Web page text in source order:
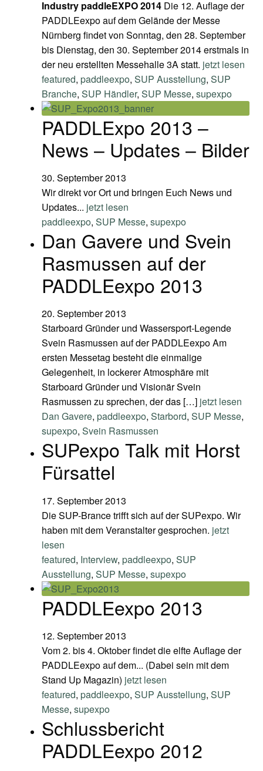
Industry paddleEXPO 2014Die 12. Auflage der
PADDLEexpo auf dem Gelände der Messe
Nürnberg findet von Sonntag, den 28. September
bis Dienstag, den 30. September 2014 erstmals in
der neu erstellten Messehalle 3A statt. jetzt lesen
featured, paddleexpo, SUP Ausstellung, SUP
Branche, SUP Händler, SUP Messe, supexpo
PADDLExpo 2013 –
News – Updates – Bilder
30. September 2013
Wir direkt vor Ort und bringen Euch News und
Updates... jetzt lesen
paddleexpo, SUP Messe, supexpo
Dan Gavere und Svein
Rasmussen auf der
PADDLEexpo 2013
20. September 2013
Starboard Gründer und Wassersport-Legende
Svein Rasmussen auf der PADDLEexpo Am
ersten Messetag besteht die einmalige
Gelegenheit, in lockerer Atmosphäre mit
Starboard Gründer und Visionär Svein
Rasmussen zu sprechen, der das […] jetzt lesen
Dan Gavere, paddleexpo, Starbord, SUP Messe,
supexpo, Svein Rasmussen
SUPexpo Talk mit Horst
Fürsattel
17. September 2013
Die SUP-Brance trifft sich auf der SUPexpo. Wir
haben mit dem Veranstalter gesprochen. jetzt
lesen
featured, Interview, paddleexpo, SUP
Ausstellung, SUP Messe, supexpo
PADDLEexpo 2013
12. September 2013
Vom 2. bis 4. Oktober findet die elfte Auflage der
PADDLEexpo auf dem... (Dabei sein mit dem
Stand Up Magazin) jetzt lesen
featured, paddleexpo, SUP Ausstellung, SUP
Messe, supexpo
Schlussbericht
PADDLEexpo 2012